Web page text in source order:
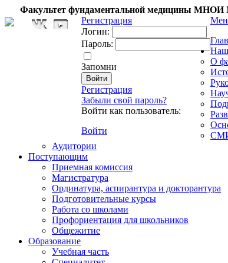
Факультет фундаментальной медицины
Регистрация
Логин:
Пароль:
Запомни
Регистрация
Забыли свой пароль?
Войти как пользователь:
Войти
Наш
О
Аудитории
Поступающим
Приемная комиссия
Магистратура
Ординатура, аспирантура и докторантура
Подготовительные курсы
Работа со школами
Профориентация для школьников
Общежитие
Образование
Учебная часть